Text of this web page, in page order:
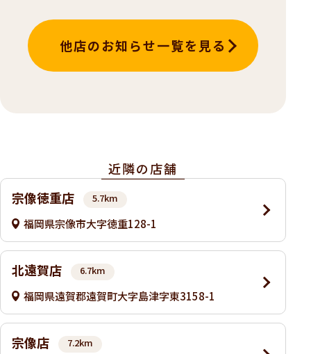
他店のお知らせ一覧を見る
近隣の店舗
宗像徳重店
5.7km
福岡県宗像市大字徳重128-1
北遠賀店 6.7km
福岡県遠賀郡遠賀町大字島津字東3158-1
宗像店 7.2km